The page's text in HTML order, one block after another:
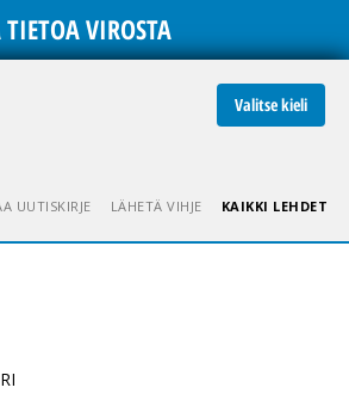
TIETOA VIROSTA
Valitse kieli
UUTISKIRJE LÄHETÄ VIHJE KAIKKI LEHDET